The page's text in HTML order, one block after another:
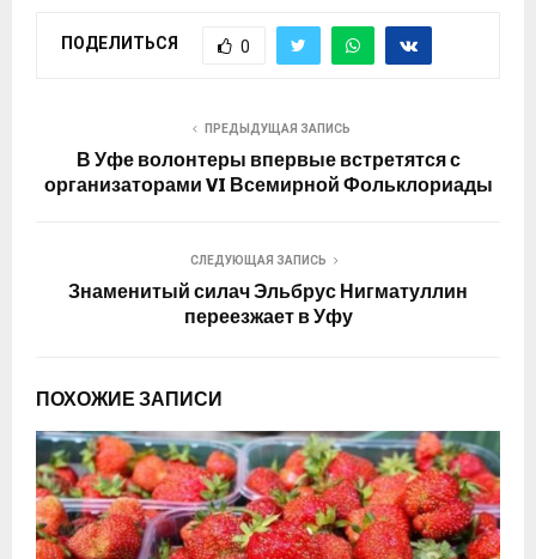
ПОДЕЛИТЬСЯ 0
ПРЕДЫДУЩАЯ ЗАПИСЬ
В Уфе волонтеры впервые встретятся с
организаторами VI Всемирной Фольклориады
СЛЕДУЮЩАЯ ЗАПИСЬ
Знаменитый силач Эльбрус Нигматуллин
переезжает в Уфу
ПОХОЖИЕ ЗАПИСИ